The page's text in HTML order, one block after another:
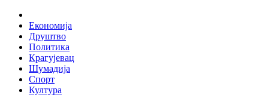
Skip
content
Економија
Друштво
Политика
Крагујевац
Шумадија
Спорт
Култура